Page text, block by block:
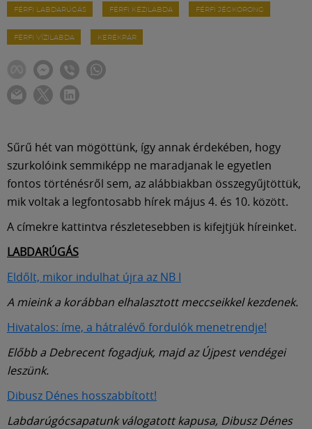
FÉRFI LABDARÚGÁS FÉRFI KÉZILABDA FÉRFI JÉGKORONG
FÉRFI VÍZILABDA KERÉKPÁR
Sűrű hét van mögöttünk, így annak érdekében, hogy
szurkolóink semmiképp ne maradjanak le egyetlen
fontos történésről sem, az alábbiakban összegyűjtöttük,
mik voltak a legfontosabb hírek május 4. és 10. között.
A címekre kattintva részletesebben is kifejtjük híreinket.
LABDARÚGÁS
Eldőlt, mikor indulhat újra az NB I
A mieink a korábban elhalasztott meccseikkel kezdenek.
Hivatalos: íme, a hátralévő fordulók menetrendje!
Előbb a Debrecent fogadjuk, majd az Újpest vendégei
leszünk.
Dibusz Dénes hosszabbított!
Labdarúgócsapatunk válogatott kapusa, Dibusz Dénes
Meccscenter
Klub
Szolgáltatások
Shop
Közösség
Múzeum
English